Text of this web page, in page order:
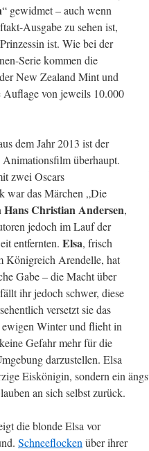
“ gewidmet – auch wenn
Ausgabe zu sehen ist,
ist. Wie bei der
Serie kommen die
New Zealand Mint und
Auflage von jeweils 10.000
dem Jahr 2013 ist der
Animationsfilm überhaupt.
zwei Oscars
war das Märchen „Die
Hans Christian Andersen,
jedoch im Lauf der
entfernten. Elsa, frisch
Königreich Arendelle, hat
Gabe – die Macht über
ihr jedoch schwer, diese
versetzt sie das
Winter und flieht in
Gefahr mehr für die
darzustellen. Elsa
Eiskönigin, sondern ein
an sich selbst zurück.
die blonde Elsa vor
Schneeflocken über ihrer